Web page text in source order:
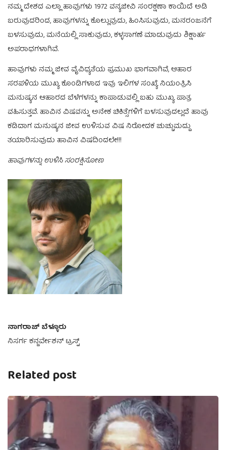
ನಮ್ಮ ದೇಶದ ಎಲ್ಲಾ ಹಾವುಗಳು 1972 ವನ್ಯಜೀವಿ ಸಂರಕ್ಷಣಾ ಕಾಯಿದೆ ಅಡಿ
ಬರುವುದರಿಂದ, ಹಾವುಗಳನ್ನು ಕೊಲ್ಲುವುದು, ಹಿಂಸಿಸುವುದು, ಮನರಂಜನೆಗೆ
ಬಳಸುವುದು, ಮನೆಯಲ್ಲಿ ಸಾಕುವುದು, ಕಳ್ಳಸಾಗಣೆ ಮಾಡುವುದು ಶಿಕ್ಷಾರ್ಹ
ಅಪರಾಧಗಳಾಗಿವೆ.
ಹಾವುಗಳು ನಮ್ಮ ಜೀವ ವೈವಿಧ್ಯತೆಯ ಪ್ರಮುಖ ಭಾಗವಾಗಿವೆ, ಆಹಾರ
ಸರಪಳಿಯ ಮುಖ್ಯ ಕೊಂಡಿಗಳಾದ ಇವು ಇಲಿಗಳ ಸಂಖ್ಯೆ ನಿಯಂತ್ರಿಸಿ
ಮನುಷ್ಯನ ಆಹಾರದ ಬೆಳೆಗಳನ್ನು ಕಾಪಾಡುವಲ್ಲಿ ಬಹು ಮುಖ್ಯ ಪಾತ್ರ
ವಹಿಸುತ್ತವೆ. ಹಾವಿನ ವಿಷವನ್ನು ಅನೇಕ ಚಿಕಿತ್ಸೆಗಳಿಗೆ ಬಳಸುವುದಲ್ಲದೆ ಹಾವು
ಕಡಿದಾಗ ಮನುಷ್ಯನ ಜೀವ ಉಳಿಸುವ ವಿಷ ನಿರೋದಕ ಚುಚ್ಚುಮದ್ದು
ತಯಾರಿಸುವುದು ಹಾವಿನ ವಿಷದಿಂದಲೇ!!!
ಹಾವುಗಳನ್ನು ಉಳಿಸಿ ಸಂರಕ್ಷಿಸೋಣ
ನಾಗರಾಜ್ ಬೆಳ್ಳೂರು
ನಿಸರ್ಗ ಕನ್ಜರ್ವೇಶನ್ ಟ್ರಸ್ಟ್
Related post